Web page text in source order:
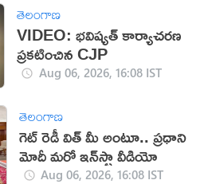
తెలంగాణ
VIDEO: భవిష్యత్ కార్యాచరణ
ప్రకటించిన CJP
Aug 06, 2026, 16:08 IST
తెలంగాణ
గెట్ రెడీ విత్ మీ అంటూ.. ప్రధాని
మోదీ మరో ఇన్‌స్టా వీడియో
Aug 06, 2026, 16:08 IST